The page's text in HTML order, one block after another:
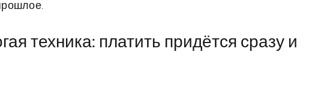
техника: платить придётся сразу и